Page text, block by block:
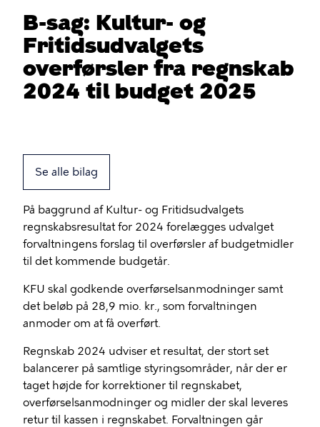
B-sag: Kultur- og
Fritidsudvalgets
overførsler fra regnskab
2024 til budget 2025
Se alle bilag
På baggrund af Kultur- og Fritidsudvalgets
regnskabsresultat for 2024 forelægges udvalget
forvaltningens forslag til overførsler af budgetmidler
til det kommende budgetår.
KFU skal godkende overførselsanmodninger samt
det beløb på 28,9 mio. kr., som forvaltningen
anmoder om at få overført.
Regnskab 2024 udviser et resultat, der stort set
balancerer på samtlige styringsområder, når der er
taget højde for korrektioner til regnskabet,
overførselsanmodninger og midler der skal leveres
retur til kassen i regnskabet. Forvaltningen går